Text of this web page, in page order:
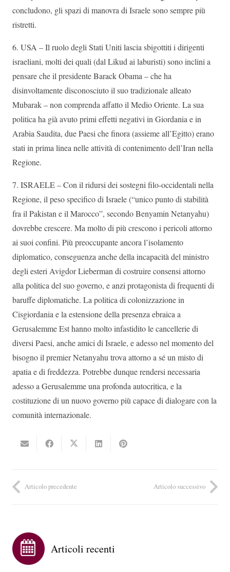
concludono, gli spazi di manovra di Israele sono sempre più
ristretti.
6. USA – Il ruolo degli Stati Uniti lascia sbigottiti i dirigenti
israeliani, molti dei quali (dal Likud ai laburisti) sono inclini a
pensare che il presidente Barack Obama – che ha
disinvoltamente disconosciuto il suo tradizionale alleato
Mubarak – non comprenda affatto il Medio Oriente. La sua
politica ha già avuto primi effetti negativi in Giordania e in
Arabia Saudita, due Paesi che finora (assieme all’Egitto) erano
stati in prima linea nelle attività di contenimento dell’Iran nella
Regione.
7. ISRAELE – Con il ridursi dei sostegni filo-occidentali nella
Regione, il peso specifico di Israele (“unico punto di stabilità
fra il Pakistan e il Marocco”, secondo Benyamin Netanyahu)
dovrebbe crescere. Ma molto di più crescono i pericoli attorno
ai suoi confini. Più preoccupante ancora l’isolamento
diplomatico, conseguenza anche della incapacità del ministro
degli esteri Avigdor Lieberman di costruire consensi attorno
alla politica del suo governo, e anzi protagonista di frequenti di
baruffe diplomatiche. La politica di colonizzazione in
Cisgiordania e la estensione della presenza ebraica a
Gerusalemme Est hanno molto infastidito le cancellerie di
diversi Paesi, anche amici di Israele, e adesso nel momento del
bisogno il premier Netanyahu trova attorno a sé un misto di
apatia e di freddezza. Potrebbe dunque rendersi necessaria
adesso a Gerusalemme una profonda autocritica, e la
costituzione di un nuovo governo più capace di dialogare con la
comunità internazionale.
Articolo precedente Articolo successivo
Articoli recenti